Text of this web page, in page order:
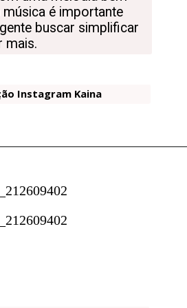
é importante
buscar simplificar
mais.
Instagram Kaina